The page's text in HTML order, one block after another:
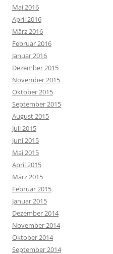
Mai 2016
April 2016
März 2016
Februar 2016
Januar 2016
Dezember 2015
November 2015
Oktober 2015
September 2015
August 2015
Juli 2015
Juni 2015
Mai 2015
April 2015
März 2015
Februar 2015
Januar 2015
Dezember 2014
November 2014
Oktober 2014
September 2014